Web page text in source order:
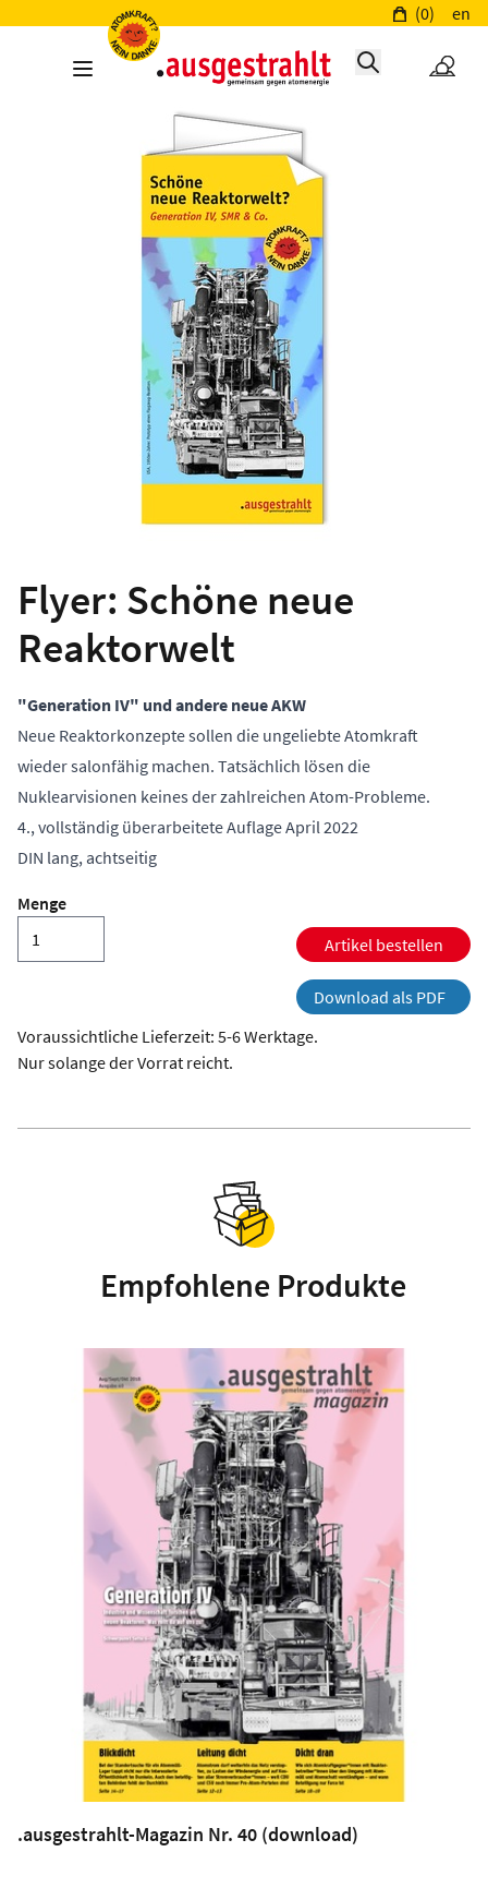
(0) en
Flyer: Schöne neue
Reaktorwelt
"Generation IV" und andere neue AKW
Neue Reaktorkonzepte sollen die ungeliebte Atomkraft
wieder salonfähig machen. Tatsächlich lösen die
Nuklearvisionen keines der zahlreichen Atom-Probleme.
4., vollständig überarbeitete Auflage April 2022
DIN lang, achtseitig
Menge
Artikel bestellen
Download als PDF
Voraussichtliche Lieferzeit: 5-6 Werktage.
Nur solange der Vorrat reicht.
Empfohlene Produkte
.ausgestrahlt-Magazin Nr. 40 (download)